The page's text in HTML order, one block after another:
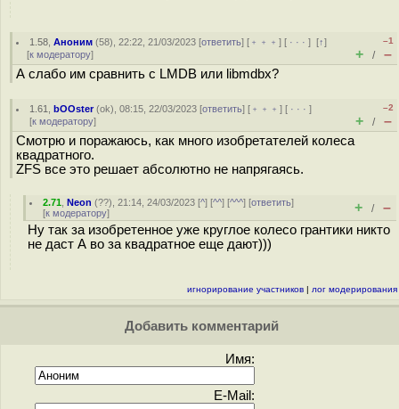
1.58 ,Аноним (58), 22:22, 21/03/2023 [ответить] [ ﹢﹢﹢] [ · · ·][↑]
[к модератору]
–1
+ / –
А слабо им сравнить с LMDB или libmdbx?
1.61 ,bOOster(ok), 08:15, 22/03/2023 [ответить] [ ﹢﹢﹢] [ · · ·]
[к модератору]
–2
+ / –
Смотрю и поражаюсь, как много изобретателей колеса
квадратного.
ZFS все это решает абсолютно не напрягаясь.
2.71 ,Neon (??), 21:14, 24/03/2023 [^] [^^] [^^^] [ответить]
[к модератору] + / –
Ну так за изобретенное уже круглое колесо грантики никто
не даст А во за квадратное еще дают)))
игнорирование участников | лог модерирования
Добавить комментарий
Имя:
E-Mail: